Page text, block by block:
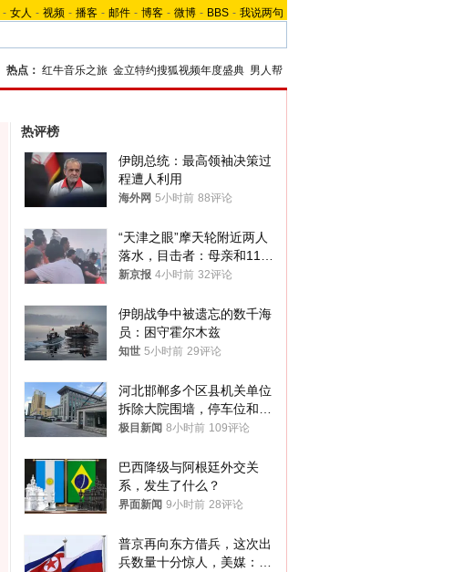
- 女人 - 视频 - 播客 - 邮件 - 博客 - 微博 - BBS - 我说两句
热点： 红牛音乐之旅 金立特约搜狐视频年度盛典 男人帮
热评榜
伊朗总统：最高领袖决策过
程遭人利用
海外网 5小时前 88评论
“天津之眼”摩天轮附近两人
落水，目击者：母亲和11岁
儿子先后被打捞上岸
新京报 4小时前 32评论
伊朗战争中被遗忘的数千海
员：困守霍尔木兹
知世 5小时前 29评论
河北邯郸多个区县机关单位
拆除大院围墙，停车位和厕
所免费开放，当地多部门回
极目新闻 8小时前 109评论
巴西降级与阿根廷外交关
系，发生了什么？
界面新闻 9小时前 28评论
普京再向东方借兵，这次出
兵数量十分惊人，美媒：俄